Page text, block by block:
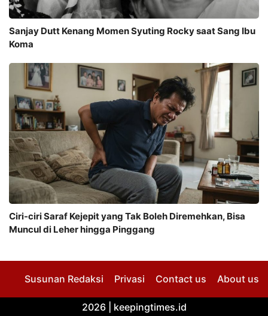
Sanjay Dutt Kenang Momen Syuting Rocky saat Sang Ibu
Koma
Ciri-ciri Saraf Kejepit yang Tak Boleh Diremehkan, Bisa
Muncul di Leher hingga Pinggang
Susunan Redaksi Privasi Contact us About us
2026 | keepingtimes.id